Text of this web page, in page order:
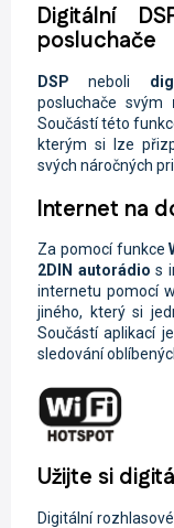
Digitální
posluchače
DSP neboli
posluchače svým
Součástí této
kterým si lze
svých náročných
Internet na
Za pomocí funkce
2DIN autorádio s
internetu pomocí
jiného, který si
Součástí aplikací
sledování
Užijte si
Digitální